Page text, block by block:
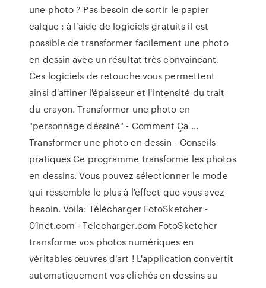
une photo ? Pas besoin de sortir le papier
calque : à l'aide de logiciels gratuits il est
possible de transformer facilement une photo
en dessin avec un résultat très convaincant.
Ces logiciels de retouche vous permettent
ainsi d'affiner l'épaisseur et l'intensité du trait
du crayon. Transformer une photo en
"personnage déssiné" - Comment Ça ...
Transformer une photo en dessin - Conseils
pratiques Ce programme transforme les photos
en dessins. Vous pouvez sélectionner le mode
qui ressemble le plus à l'effect que vous avez
besoin. Voila: Télécharger FotoSketcher -
01net.com - Telecharger.com FotoSketcher
transforme vos photos numériques en
véritables œuvres d'art ! L'application convertit
automatiquement vos clichés en dessins au